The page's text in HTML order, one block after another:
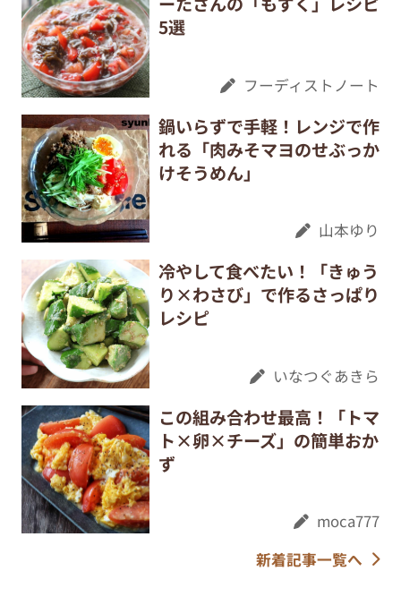
5選
フーディストノート
鍋いらずで手軽！レンジで作
れる「肉みそマヨのせぶっか
けそうめん」
山本ゆり
冷やして食べたい！「きゅう
り×わさび」で作るさっぱり
レシピ
いなつぐあきら
この組み合わせ最高！「トマ
ト×卵×チーズ」の簡単おか
ず
moca777
新着記事一覧へ